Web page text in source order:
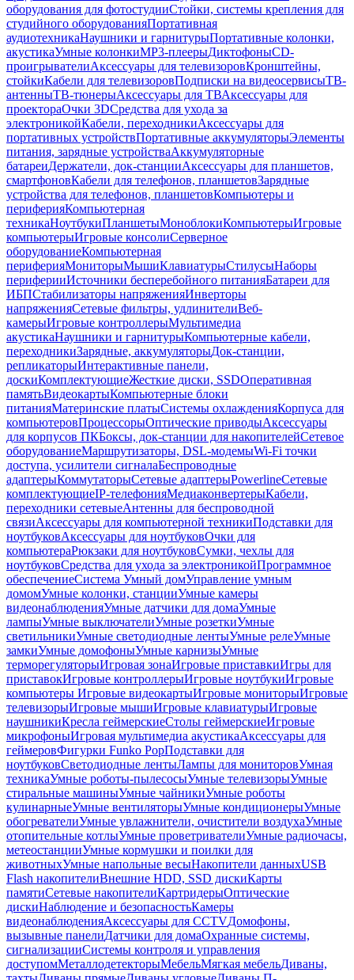
оборудования для фотостудииСтойки, системы крепления для
студийного оборудованияПортативная
аудиотехникаНаушники и гарнитурыПортативные колонки,
акустикаУмные колонкиMP3-плеерыДиктофоныCD-
проигрывателиАксессуары для телевизоровКронштейны,
стойкиКабели для телевизоровПодписки на видеосервисыТВ-
антенныТВ-тюнерыАксессуары для ТВАксессуары для
проектораОчки 3DСредства для ухода за
электроникойКабели, переходникиАксессуары для
портативных устройствПортативные аккумуляторыЭлементы
питания, зарядные устройстваАккумуляторные
батареиДержатели, док-станцииАксессуары для планшетов,
смартфоновКабели для телефонов, планшетовЗарядные
устройства для телефонов, планшетовКомпьютеры и
периферияКомпьютерная
техникаНоутбукиПланшетыМоноблокиКомпьютерыИгровые
компьютерыИгровые консолиСерверное
оборудованиеКомпьютерная
периферияМониторыМышиКлавиатурыСтилусыНаборы
периферииИсточники бесперебойного питанияБатареи для
ИБПСтабилизаторы напряженияИнверторы
напряженияСетевые фильтры, удлинителиВеб-
камерыИгровые контроллерыМультимедиа
акустикаНаушники и гарнитурыКомпьютерные кабели,
переходникиЗарядные, аккумуляторыДок-станции,
репликаторыИнтерактивные панели,
доскиКомплектующиеЖесткие диски, SSDОперативная
памятьВидеокартыКомпьютерные блоки
питанияМатеринские платыСистемы охлажденияКорпуса для
компьютеровПроцессорыОптические приводыАксессуары
для корпусов ПКБоксы, док-станции для накопителейСетевое
оборудованиеМаршрутизаторы, DSL-модемыWi-Fi точки
доступа, усилители сигналаБеспроводные
адаптерыКоммутаторыСетевые адаптерыPowerlineСетевые
комплектующиеIP-телефонияМедиаконвертерыКабели,
переходники сетевыеАнтенны для беспроводной
связиАксессуары для компьютерной техникиПодставки для
ноутбуковАксессуары для ноутбуковОчки для
компьютераРюкзаки для ноутбуковСумки, чехлы для
ноутбуковСредства для ухода за электроникойПрограммное
обеспечениеСистема Умный домУправление умным
домомУмные колонки, станцииУмные камеры
видеонаблюденияУмные датчики для домаУмные
лампыУмные выключателиУмные розеткиУмные
светильникиУмные светодиодные лентыУмные релеУмные
замкиУмные домофоныУмные карнизыУмные
терморегуляторыИгровая зонаИгровые приставкиИгры для
приставокИгровые контроллерыИгровые ноутбукиИгровые
компьютеры Игровые видеокартыИгровые мониторыИгровые
телевизорыИгровые мышиИгровые клавиатурыИгровые
наушникиКресла геймерскиеСтолы геймерскиеИгровые
микрофоныИгровая мультимедиа акустикаАксессуары для
геймеровФигурки Funko PopПодставки для
ноутбуковСветодиодные лентыЛампы для мониторовУмная
техникаУмные роботы-пылесосыУмные телевизорыУмные
стиральные машиныУмные чайникиУмные роботы
кулинарныеУмные вентиляторыУмные кондиционерыУмные
обогревателиУмные увлажнители, очистители воздухаУмные
отопительные котлыУмные проветривателиУмные радиочасы,
метеостанцииУмные кормушки и поилки для
животныхУмные напольные весыНакопители данныхUSB
Flash накопителиВнешние HDD, SSD дискиКарты
памятиСетевые накопителиКартридерыОптические
дискиНаблюдение и безопасностьКамеры
видеонаблюденияАксессуары для CCTVДомофоны,
вызывные панелиДатчики для домаОхранные системы,
сигнализацииСистемы контроля и управления
доступомМеталлодетекторыМебельМягкая мебельДиваны,